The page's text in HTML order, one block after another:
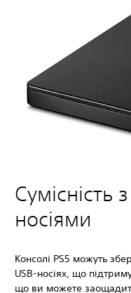
Сумісність
носіями
Консолі PS5 можуть
USB-носіях, що
що ви можете